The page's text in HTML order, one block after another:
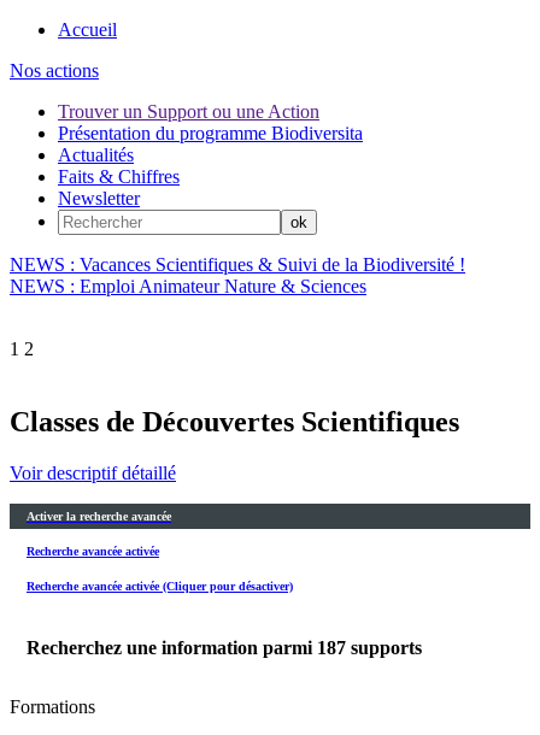
Accueil
Nos actions
Trouver un Support ou une Action
Présentation du programme Biodiversita
Actualités
Faits & Chiffres
Newsletter
NEWS : Vacances Scientifiques & Suivi de la Biodiversité !
NEWS : Emploi Animateur Nature & Sciences
1 2
Classes de Découvertes Scientifiques
Voir descriptif détaillé
Activer la recherche avancée
Recherche avancée activée
Recherche avancée activée (Cliquer pour désactiver)
Recherchez une information parmi 187 supports
Formations